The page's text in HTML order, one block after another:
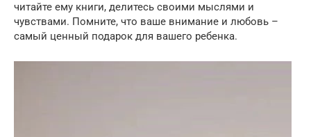
читайте ему книги, делитесь своими мыслями и
чувствами. Помните, что ваше внимание и любовь –
самый ценный подарок для вашего ребенка.